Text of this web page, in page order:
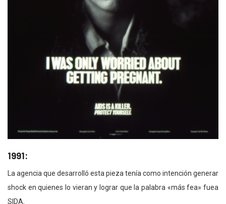
1991:
La agencia que desarrolló esta pieza tenía como intención generar
shock en quienes lo vieran y lograr que la palabra «más fea» fuea
SIDA.